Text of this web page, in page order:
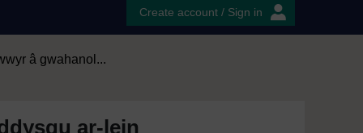
Create account / Sign in
â gwahanol...
ar-lein